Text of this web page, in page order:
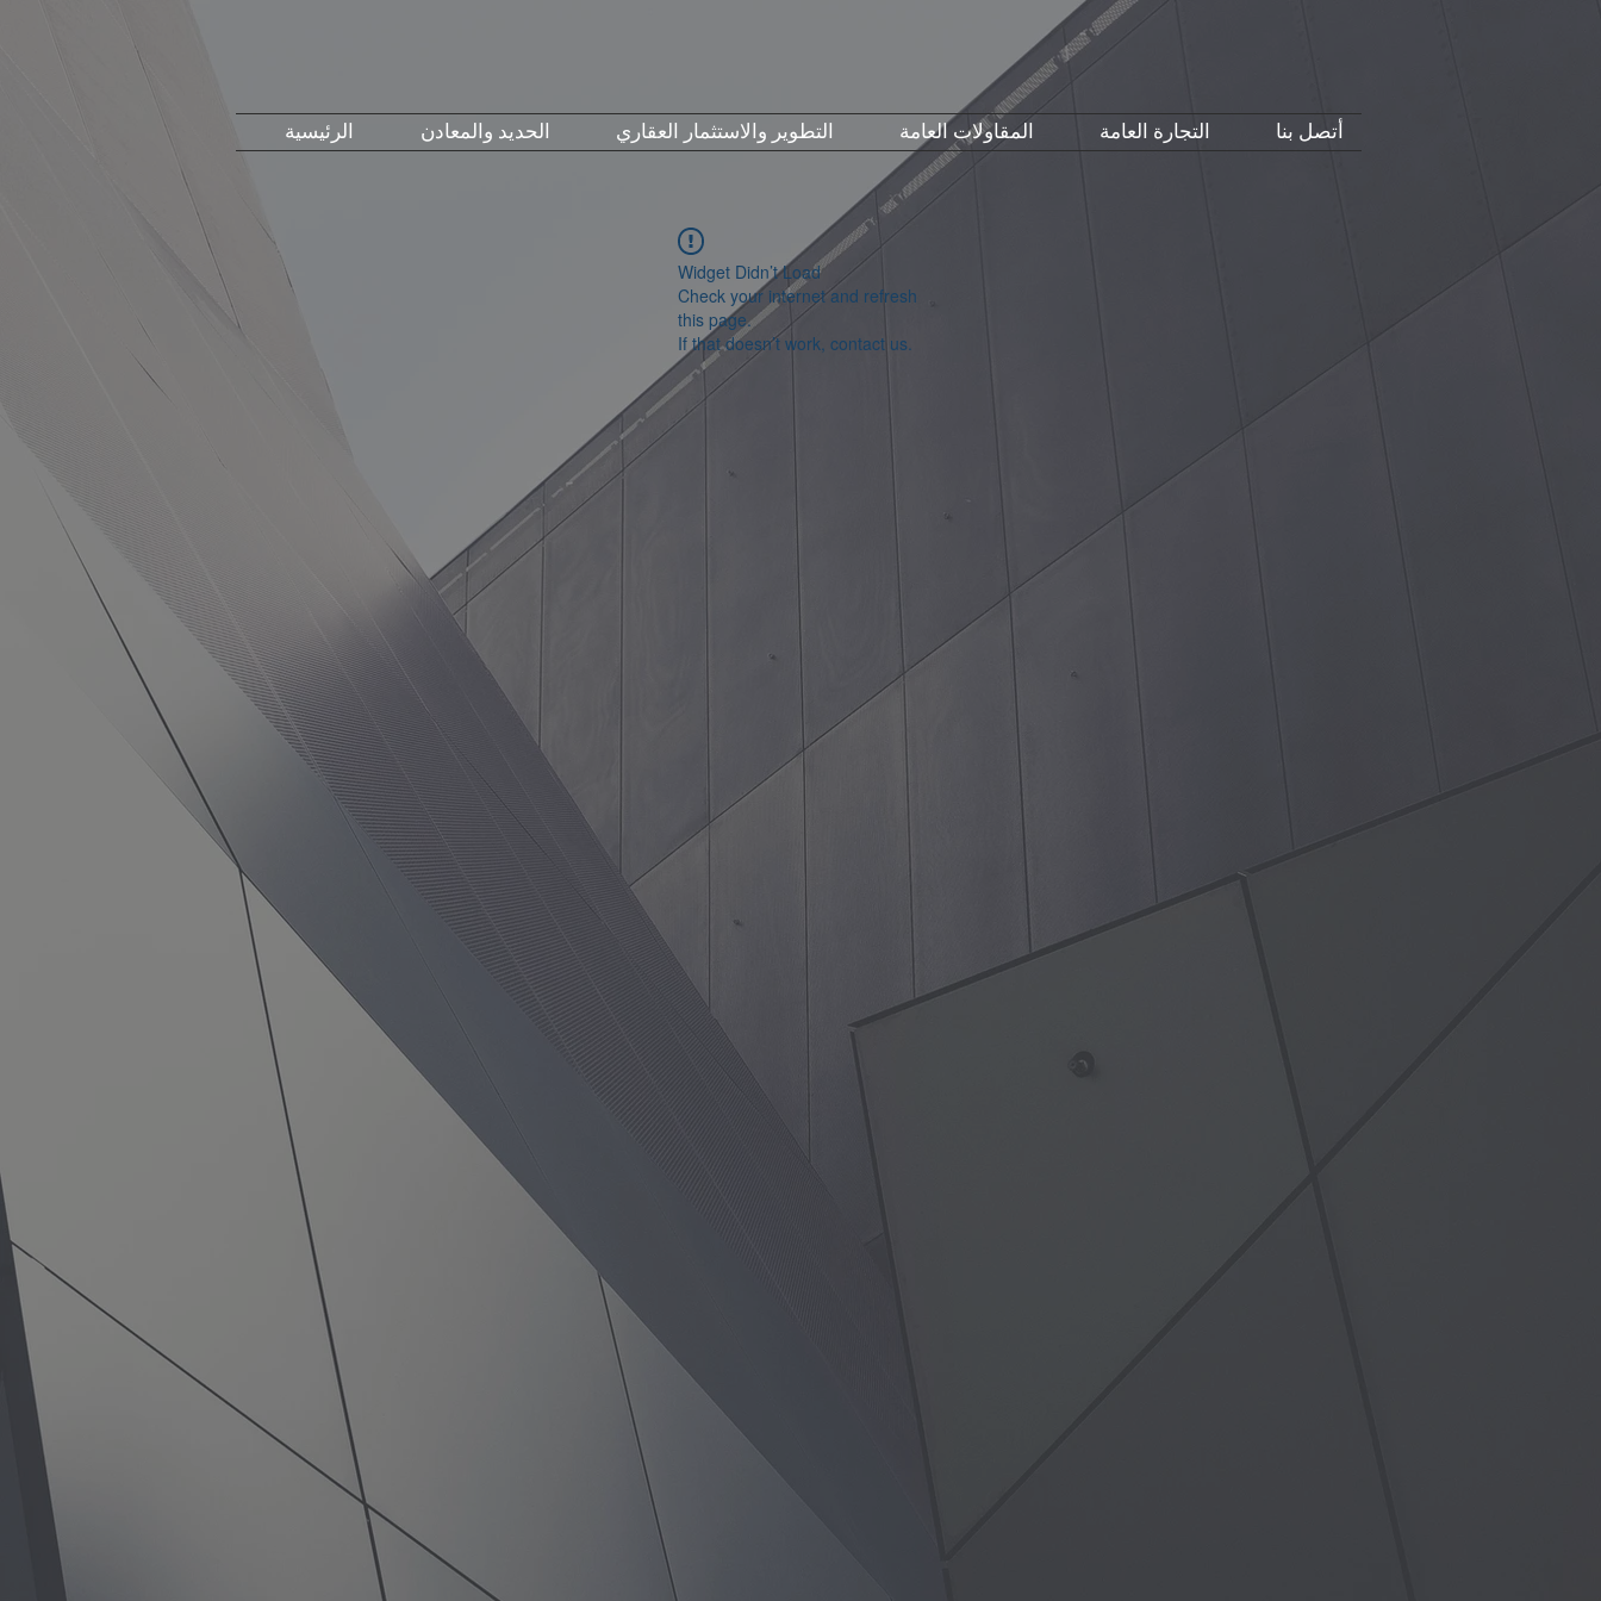
الرئيسية الحديد والمعادن التطوير والاستثمار العقاري المقاولات العامة التجارة العامة أتصل بنا
Widget Didn’t Load
Check your internet and refresh
this page.
If that doesn’t work, contact us.